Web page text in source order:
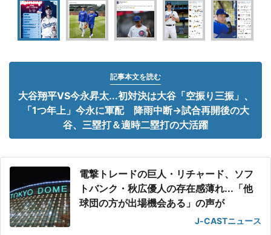
記事本文を読む
大谷翔平VS今永昇太...初対決は大谷「空振り三振」、
「1つ年上」今永に軍配 降雨中断→試合再開後の大
谷、三塁打＆適時二塁打の大活躍
電撃トレードの巨人・リチャード、ソフ
トバンク・秋広優人の存在感薄れ...「他
球団の方が出場機会ある」の声が
J-CASTニュース